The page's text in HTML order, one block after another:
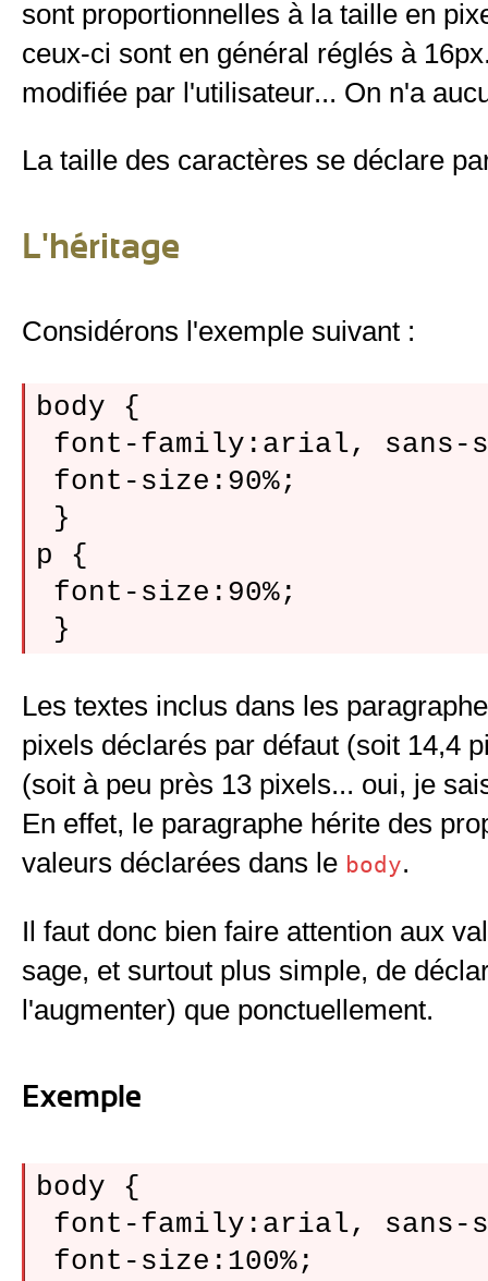
sont proportionnelles à la taille en
ceux-ci sont en général réglés à
modifiée par l'utilisateur... On n'a
La taille des caractères se déclare
L'héritage
Considérons l'exemple suivant :
body {
font-family:arial,
font-size:90%;
}
p {
font-size:90%;
Les textes inclus dans les
pixels déclarés par défaut (soit 14,4
(soit à peu près 13 pixels... oui, je
En effet, le paragraphe hérite des
valeurs déclarées dans le body.
Il faut donc bien faire attention aux
sage, et surtout plus simple, de
l'augmenter) que ponctuellement.
Exemple
body {
font-family:arial,
font-size:100%;